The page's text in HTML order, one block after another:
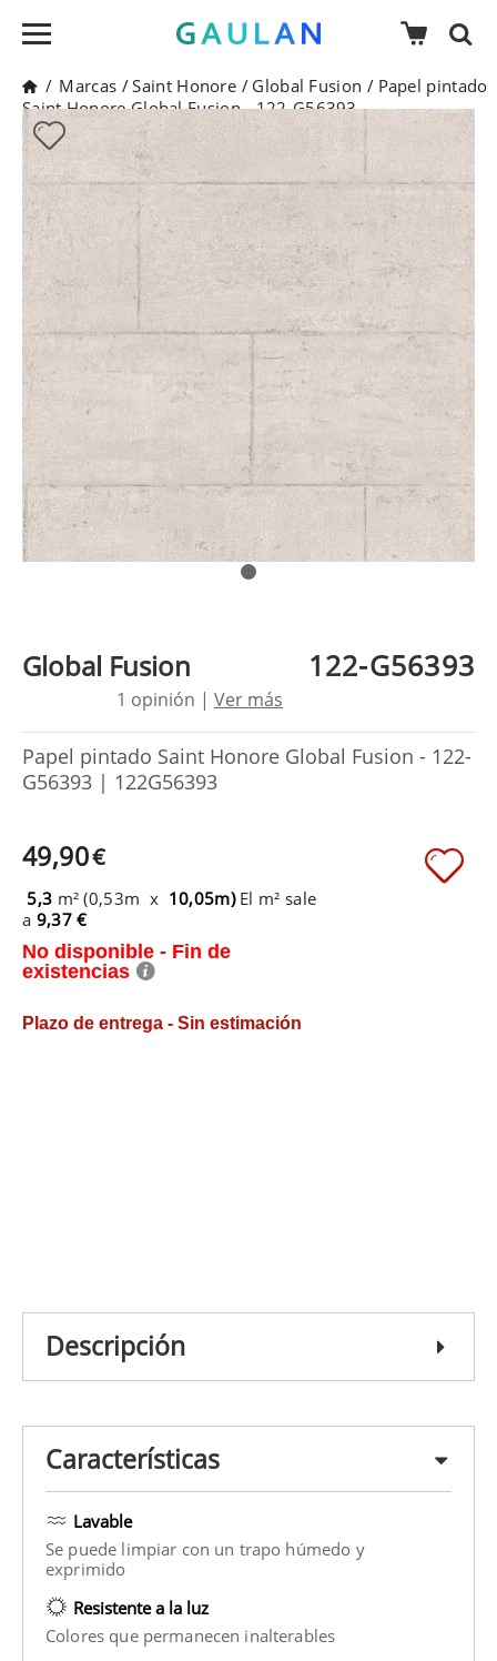
/ Marcas /Saint Honore / Global Fusion / Papel pintado
Saint Honore Global Fusion - 122-G56393
Global Fusion 122-G56393
1 opinión | Ver más
Papel pintado Saint Honore Global Fusion - 122-
G56393 | 122G56393
49,90€
5,3 m² (0,53m x 10,05m) El m² sale
a 9,37 €
No disponible - Fin de
existencias
Plazo de entrega - Sin estimación
Descripción
Características
Lavable
Se puede limpiar con un trapo húmedo y
exprimido
Resistente a la luz
Colores que permanecen inalterables